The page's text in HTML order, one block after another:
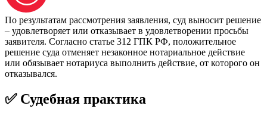
По результатам рассмотрения заявления, суд выносит решение
– удовлетворяет или отказывает в удовлетворении просьбы
заявителя. Согласно статье 312 ГПК РФ, положительное
решение суда отменяет незаконное нотариальное действие
или обязывает нотариуса выполнить действие, от которого он
отказывался.
✅ Судебная практика